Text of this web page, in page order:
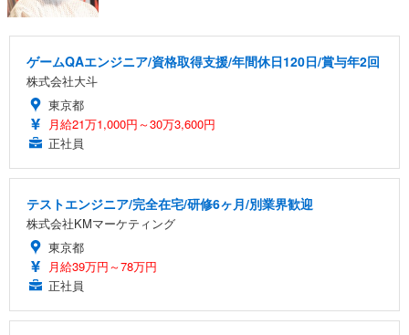
ゲームQAエンジニア/資格取得支援/年間休日120日/賞与年2回
株式会社大斗
東京都
月給21万1,000円～30万3,600円
正社員
テストエンジニア/完全在宅/研修6ヶ月/別業界歓迎
株式会社KMマーケティング
東京都
月給39万円～78万円
正社員